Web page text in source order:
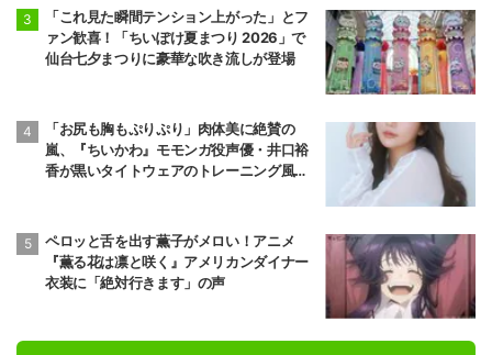
「これ見た瞬間テンション上がった」とフ
ァン歓喜！「ちいぽけ夏まつり 2026」で
仙台七夕まつりに豪華な吹き流しが登場
「お尻も胸もぷりぷり」肉体美に絶賛の
嵐、『ちいかわ』モモンガ役声優・井口裕
香が黒いタイトウェアのトレーニング風景
ペロッと舌を出す薫子がメロい！アニメ
『薫る花は凛と咲く』アメリカンダイナー
衣装に「絶対行きます」の声